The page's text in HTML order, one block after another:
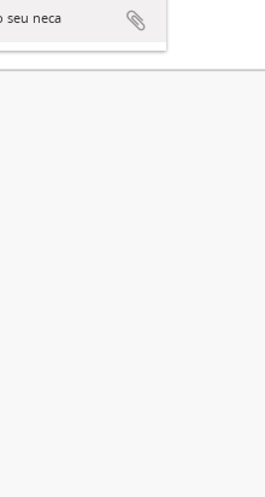
seu neca